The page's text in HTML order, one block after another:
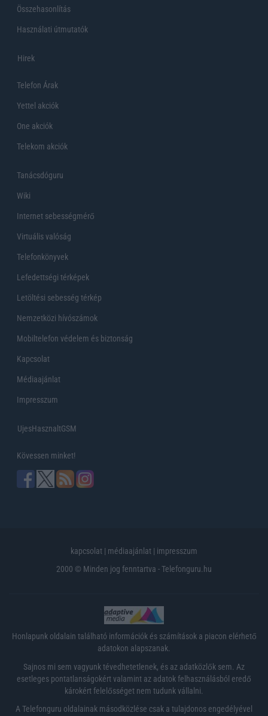
Összehasonlítás
Használati útmutatók
Hirek
Telefon Árak
Yettel akciók
One akciók
Telekom akciók
Tanácsdóguru
Wiki
Internet sebességmérő
Virtuális valóság
Telefonkönyvek
Lefedettségi térképek
Letöltési sebesség térkép
Nemzetközi hívószámok
Mobiltelefon védelem és biztonság
Kapcsolat
Médiaajánlat
Impresszum
UjesHasznaltGSM
Kövessen minket!
kapcsolat | médiaajánlat | impresszum
2000 © Minden jog fenntartva - Telefonguru.hu
Honlapunk oldalain található információk és számítások a piacon elérhető
adatokon alapszanak.
Sajnos mi sem vagyunk tévedhetetlenek, és az adatközlők sem. Az
esetleges pontatlanságokért valamint az adatok felhasználásból eredő
károkért felelősséget nem tudunk vállalni.
A Telefonguru oldalainak másodközlése csak a tulajdonos engedélyével